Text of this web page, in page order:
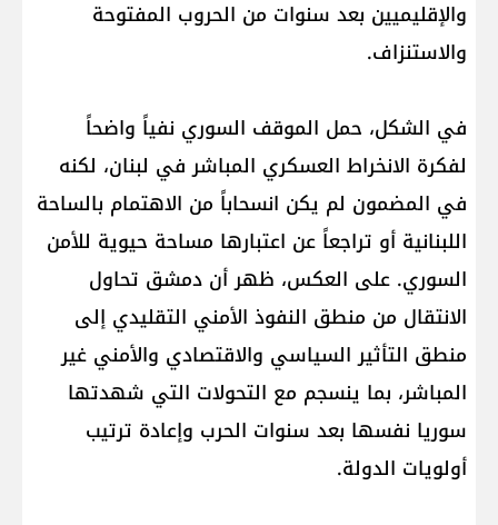
والإقليميين بعد سنوات من الحروب المفتوحة
والاستنزاف.
في الشكل، حمل الموقف السوري نفياً واضحاً
لفكرة الانخراط العسكري المباشر في لبنان، لكنه
في المضمون لم يكن انسحاباً من الاهتمام بالساحة
اللبنانية أو تراجعاً عن اعتبارها مساحة حيوية للأمن
السوري. على العكس، ظهر أن دمشق تحاول
الانتقال من منطق النفوذ الأمني التقليدي إلى
منطق التأثير السياسي والاقتصادي والأمني غير
المباشر، بما ينسجم مع التحولات التي شهدتها
سوريا نفسها بعد سنوات الحرب وإعادة ترتيب
أولويات الدولة.